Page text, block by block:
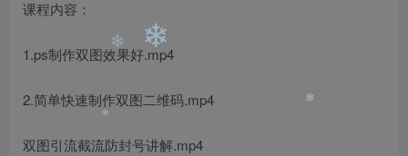
课程内容：
1.ps制作双图效果好.mp4
2.简单快速制作双图二维码.mp4
双图引流截流防封号讲解.mp4
❄
❄ ❄
❄